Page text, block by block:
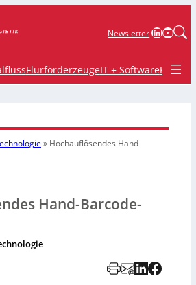
NewsletterLinkedIn
FlurförderzeugeIT + SoftwareKrane
» Hochauflösendes Hand-
Hand-Barcode-